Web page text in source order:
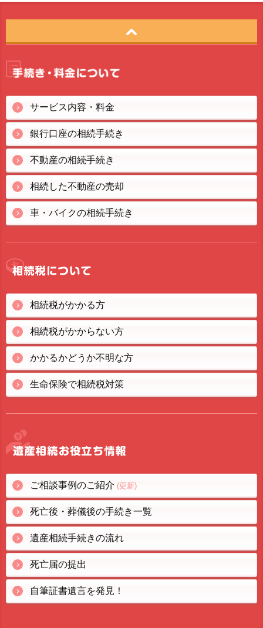
サービス内容・料金
銀行口座の相続手続き
不動産の相続手続き
相続した不動産の売却
車・バイクの相続手続き
相続税がかかる方
相続税がかからない方
かかるかどうか不明な方
生命保険で相続税対策
ご相談事例のご紹介 (更新)
死亡後・葬儀後の手続き一覧
遺産相続手続きの流れ
死亡届の提出
自筆証書遺言を発見！